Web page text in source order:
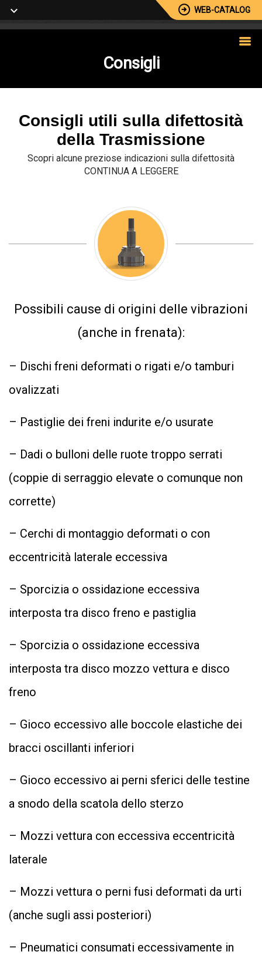
WEB-CATALOG
Consigli
Consigli utili sulla difettosità
della Trasmissione
Scopri alcune preziose indicazioni sulla difettosità
CONTINUA A LEGGERE
Possibili cause di origini delle vibrazioni
(anche in frenata):
– Dischi freni deformati o rigati e/o tamburi
ovalizzati
– Pastiglie dei freni indurite e/o usurate
– Dadi o bulloni delle ruote troppo serrati
(coppie di serraggio elevate o comunque non
corrette)
– Cerchi di montaggio deformati o con
eccentricità laterale eccessiva
– Sporcizia o ossidazione eccessiva
interposta tra disco freno e pastiglia
– Sporcizia o ossidazione eccessiva
interposta tra disco mozzo vettura e disco
freno
– Gioco eccessivo alle boccole elastiche dei
bracci oscillanti inferiori
– Gioco eccessivo ai perni sferici delle testine
a snodo della scatola dello sterzo
– Mozzi vettura con eccessiva eccentricità
laterale
– Mozzi vettura o perni fusi deformati da urti
(anche sugli assi posteriori)
– Pneumatici consumati eccessivamente in